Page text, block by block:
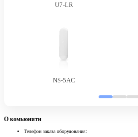
U7-LR
NS-5AC
О комьюнити
Телефон заказа оборудования: